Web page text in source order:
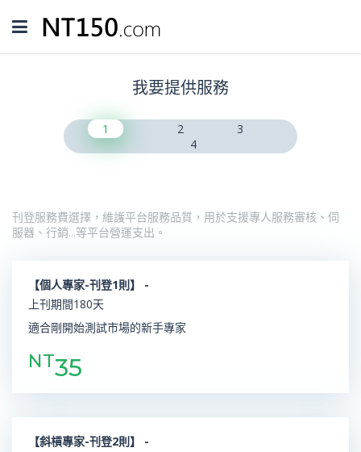
Toggle
navigation
我要提供服務
1 2
3
4
刊登服務費選擇，維護平台服務品質，用於支援專人服務審核、伺
服器、行銷…等平台營運支出。
【個人專家-刊登1則】 -
上刊期間180天
適合剛開始測試市場的新手專家
NT35
【斜槓專家-刊登2則】 -